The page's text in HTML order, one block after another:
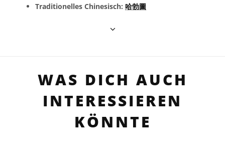
Traditionelles Chinesisch: 哈勃圖
WAS DICH AUCH
INTERESSIEREN
KÖNNTE